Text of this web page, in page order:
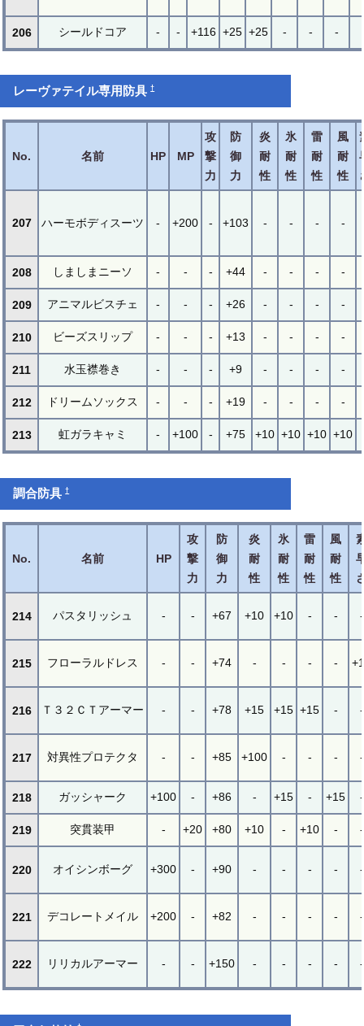
206 シールドコア - - +116 +25 +25 - - -
レーヴァテイル専用防具†
No. 名前 HP MP
攻
撃
力
防
御
力
炎
耐
性
氷
耐
性
雷
耐
性
風
耐
性
207 ハーモボディスーツ - +200 - +103 - - - -
208 しましまニーソ - - - +44 - - - -
209 アニマルビスチェ - - - +26 - - - -
210 ビーズスリップ - - - +13 - - - -
211 水玉襟巻き - - - +9 - - - -
212 ドリームソックス - - - +19 - - - -
213 虹ガラキャミ - +100 - +75 +10 +10 +10 +10
調合防具†
No. 名前 HP
攻
撃
力
防
御
力
炎
耐
性
氷
耐
性
雷
耐
性
風
耐
性
214 パスタリッシュ - - +67 +10 +10 - - -
215 フローラルドレス - - +74 - - - -
216 Ｔ３２ＣＴアーマー - - +78 +15 +15 +15 - -
217 対異性プロテクタ - - +85 +100 - - - -
218 ガッシャーク +100 - +86 - +15 - +15 -
219 突貫装甲 - +20 +80 +10 - +10 - -
220 オイシンボーグ +300 - +90 - - - - -
221 デコレートメイル +200 - +82 - - - - -
222 リリカルアーマー - - +150 - - - - -